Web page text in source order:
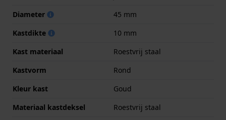
Diameter
45 mm
Kastdikte
10 mm
Kast materiaal
Roestvrij staal
Kastvorm
Rond
Kleur kast
Goud
Materiaal kastdeksel
Roestvrij staal